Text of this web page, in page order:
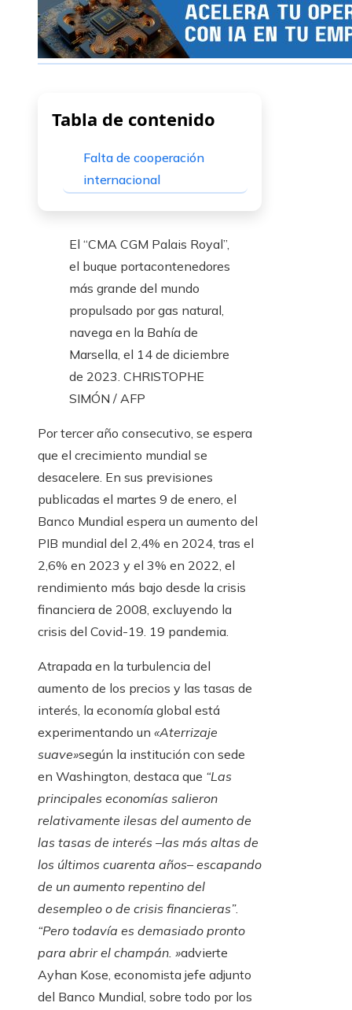
Tabla de contenido
Falta de cooperación
internacional
El “CMA CGM Palais Royal”,
el buque portacontenedores
más grande del mundo
propulsado por gas natural,
navega en la Bahía de
Marsella, el 14 de diciembre
de 2023. CHRISTOPHE
SIMÓN / AFP
Por tercer año consecutivo, se espera
que el crecimiento mundial se
desacelere. En sus previsiones
publicadas el martes 9 de enero, el
Banco Mundial espera un aumento del
PIB mundial del 2,4% en 2024, tras el
2,6% en 2023 y el 3% en 2022, el
rendimiento más bajo desde la crisis
financiera de 2008, excluyendo la
crisis del Covid-19. 19 pandemia.
Atrapada en la turbulencia del
aumento de los precios y las tasas de
interés, la economía global está
experimentando un «Aterrizaje
suave»según la institución con sede
en Washington, destaca que “Las
principales economías salieron
relativamente ilesas del aumento de
las tasas de interés –las más altas de
los últimos cuarenta años– escapando
de un aumento repentino del
desempleo o de crisis financieras”.
“Pero todavía es demasiado pronto
para abrir el champán. »advierte
Ayhan Kose, economista jefe adjunto
del Banco Mundial, sobre todo por los